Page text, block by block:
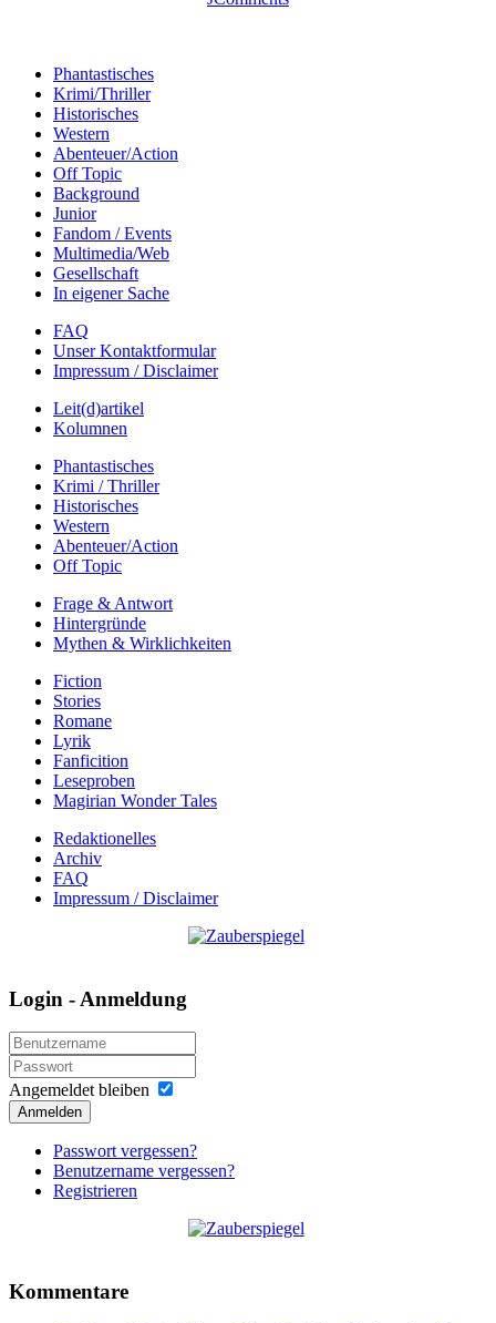
Phantastisches
Krimi/Thriller
Historisches
Western
Abenteuer/Action
Off Topic
Background
Junior
Fandom / Events
Multimedia/Web
Gesellschaft
In eigener Sache
FAQ
Unser Kontaktformular
Impressum / Disclaimer
Leit(d)artikel
Kolumnen
Phantastisches
Krimi / Thriller
Historisches
Western
Abenteuer/Action
Off Topic
Frage & Antwort
Hintergründe
Mythen & Wirklichkeiten
Fiction
Stories
Romane
Lyrik
Fanficition
Leseproben
Magirian Wonder Tales
Redaktionelles
Archiv
FAQ
Impressum / Disclaimer
Login - Anmeldung
Angemeldet bleiben
Anmelden
Passwort vergessen?
Benutzername vergessen?
Registrieren
Kommentare